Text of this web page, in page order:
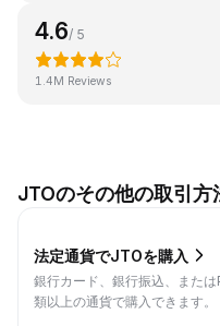
4.6/ 5
1.4M Reviews
JTOのその他の取引方
法定通貨でJTOを購入
銀行カード、銀行振込、また
類以上の通貨で購入できます。